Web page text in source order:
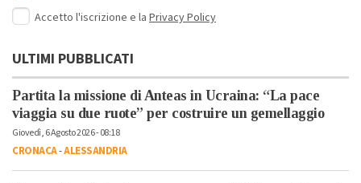
Accetto l'iscrizione e la Privacy Policy
ULTIMI PUBBLICATI
Partita la missione di Anteas in Ucraina: “La pace
viaggia su due ruote” per costruire un gemellaggio
Giovedì, 6 Agosto 2026 - 08:18
CRONACA-ALESSANDRIA